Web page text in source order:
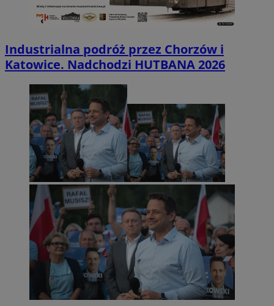
Industrialna podróż przez Chorzów i
Katowice. Nadchodzi HUTBANA 2026